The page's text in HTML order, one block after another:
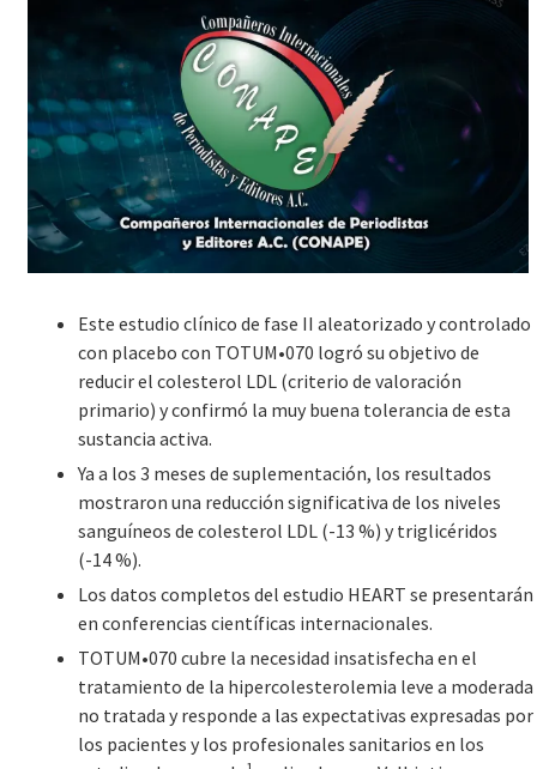
Este estudio clínico de fase II aleatorizado y controlado
con placebo con TOTUM•070 logró su objetivo de
reducir el colesterol LDL (criterio de valoración
primario) y confirmó la muy buena tolerancia de esta
sustancia activa.
Ya a los 3 meses de suplementación, los resultados
mostraron una reducción significativa de los niveles
sanguíneos de colesterol LDL (-13 %) y triglicéridos
(-14 %).
Los datos completos del estudio HEART se presentarán
en conferencias científicas internacionales.
TOTUM•070 cubre la necesidad insatisfecha en el
tratamiento de la hipercolesterolemia leve a moderada
no tratada y responde a las expectativas expresadas por
los pacientes y los profesionales sanitarios en los